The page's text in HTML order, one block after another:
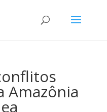
Amazônia